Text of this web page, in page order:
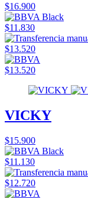
$16.900
$11.830
$13.520
$13.520
VICKY
$15.900
$11.130
$12.720